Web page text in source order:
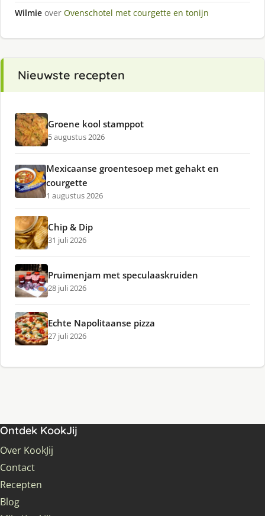
Wilmie over Ovenschotel met courgette en tonijn
Nieuwste recepten
Groene kool stamppot
5 augustus 2026
Mexicaanse groentesoep met gehakt en
courgette
1 augustus 2026
Chip & Dip
31 juli 2026
Pruimenjam met speculaaskruiden
28 juli 2026
Echte Napolitaanse pizza
27 juli 2026
Ontdek KookJij
Over KookJij
Contact
Recepten
Blog